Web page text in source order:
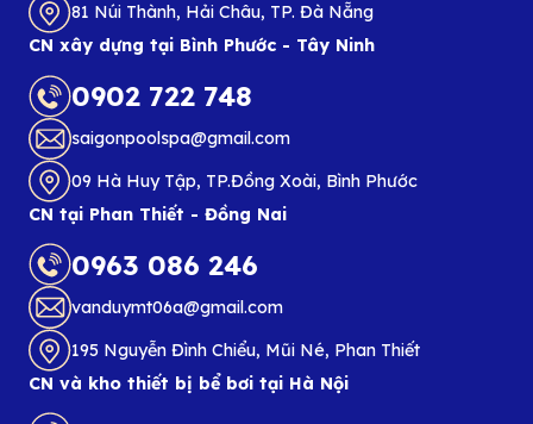
81 Núi Thành, Hải Châu, TP. Đà Nẵng
CN xây dựng tại Bình Phước - Tây Ninh
0902 722 748
saigonpoolspa@gmail.com
09 Hà Huy Tập, TP.Đồng Xoài, Bình Phước
CN tại Phan Thiết - Đồng Nai
0963 086 246
vanduymt06a@gmail.com
195 Nguyễn Đình Chiểu, Mũi Né, Phan Thiết
CN và kho thiết bị bể bơi tại Hà Nội